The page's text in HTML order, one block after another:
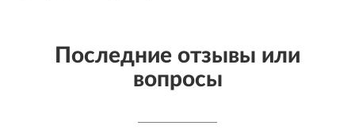
Последние отзывы или
вопросы